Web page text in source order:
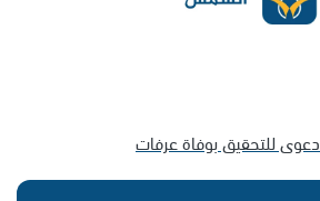
للتحقيق بوفاة عرفات